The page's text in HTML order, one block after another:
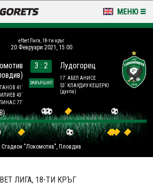
МЕНЮ
efbet Лига, 18-ти кръг
20 Февруари 2021, 15:00
41´
43´
77´
3 : 2
ЗАВЪРШИЛ
Лудогорец
17´ АБЕЛ АНИСЕ
53´ КЛАУДИУ КЕШЕРЮ
(дузпа)
Стадион "Локомотив", Пловдив
ЛИГА, 18-ТИ КРЪГ